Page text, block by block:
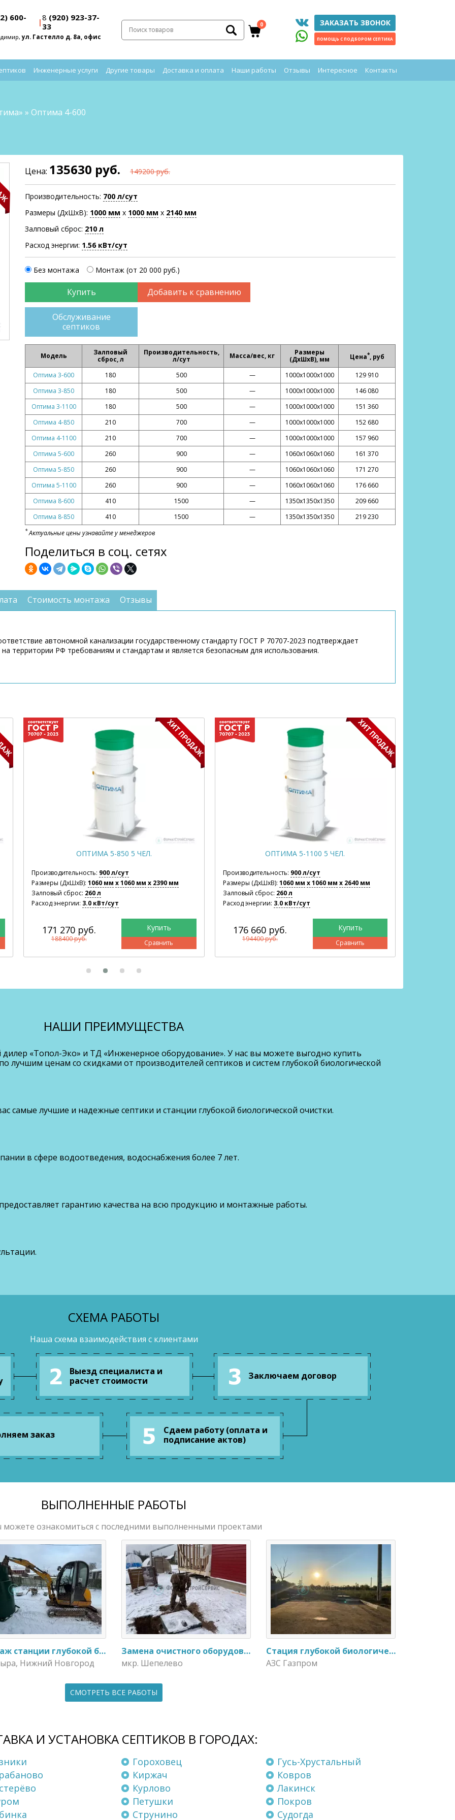
600-
|8 (920) 923-37-
33
ул. Гастелло д. 8а, офис
0 ЗАКАЗАТЬ ЗВОНОК
ПОМОЩЬ С ПОДБОРОМ СЕПТИКА
Инженерные услуги Другие товары Доставка и оплата Наши работы Отзывы Интересное Контакты
» Оптима 4-600
Цена: 135630 руб. 149200 руб.
Производительность: 700 л/сут
Размеры (ДхШхВ): 1000 мм х 1000 мм х 2140 мм
Залповый сброс: 210 л
Расход энергии: 1.56 кВт/сут
Без монтажа Монтаж (от 20 000 руб.)
Добавить к сравнению
Обслуживание
септиков
Модель
Залповый
сброс, л
Производительность,
л/сут
Масса/вес, кг
Размеры
(ДхШхВ), мм
Цена*, руб
Оптима 3-600 180 500 — 1000х1000х1000
129 910
Оптима 3-850
180 500 — 1000х1000х1000
146 080
Оптима 3-1100
180 500 — 1000х1000х1000
151 360
Оптима 4-850
210 700 — 1000х1000х1000
152 680
Оптима 4-1100
210 700 — 1000х1000х1000
157 960
Оптима 5-600
260 900 — 1060х1060х1060
161 370
Оптима 5-850
260 900 — 1060х1060х1060
171 270
Оптима 5-1100
260 900 — 1060х1060х1060
176 660
Оптима 8-600
410 1500 — 1350х1350х1350
209 660
Оптима 8-850
410 1500 — 1350х1350х1350 219 230
*Актуальные цены узнавайте у менеджеров
Поделиться в соц. сетях
Стоимость монтажа Отзывы
автономной канализации государственному стандарту ГОСТ Р 70707-2023 подтверждает
территории РФ требованиям и стандартам и является безопасным для использования.
ОПТИМА 5-850 5 ЧЕЛ.
Производительность: 900 л/сут
Размеры (ДхШхВ): 1060 мм x 1060 мм x 2390 мм
Залповый сброс: 260 л
Расход энергии: 3.0 кВт/сут
171 270 руб.
188400 руб. Сравнить
ОПТИМА 5-1100 5 ЧЕЛ.
Производительность: 900 л/сут
Размеры (ДхШхВ): 1060 мм x 1060 мм x 2640 мм
Залповый сброс: 260 л
Расход энергии: 3.0 кВт/сут
176 660 руб.
194400 руб. Сравнить
НАШИ ПРЕИМУЩЕСТВА
«Топол-Эко» и ТД «Инженерное оборудование». У нас вы можете выгодно купить
лучшим ценам со скидками от производителей септиков и систем глубокой биологической
самые лучшие и надежные септики и станции глубокой биологической очистки.
в сфере водоотведения, водоснабжения более 7 лет.
гарантию качества на всю продукцию и монтажные работы.
СХЕМА РАБОТЫ
Наша схема взаимодействия с клиентами
Выезд специалиста и
расчет стоимости
Заключаем договор
заказ
Сдаем работу (оплата и
подписание актов)
ВЫПОЛНЕННЫЕ РАБОТЫ
можете ознакомиться с последними выполненными проектами
Монтаж станции глубокой биологической очистки ИталБио - 5 с колодцем дренажным для слива воды
Нижний Новгород
Замена очистного оборудования Дека - 3 на ЭкоГранд - 6
мкр. Шепелево
Стация глубокой биологической очистки ЕвроЛос- 20
АЗС Газпром
СМОТРЕТЬ ВСЕ РАБОТЫ
И УСТАНОВКА СЕПТИКОВ В ГОРОДАХ:
Гороховец
Киржач
Курлово
Петушки
Струнино
Гусь-Хрустальный
Ковров
Лакинск
Покров
Судогда